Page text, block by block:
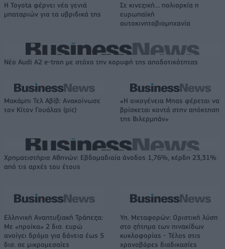
Η Toyota φέρνει νέα γενιά
μπαταριών για τα υβριδικά της
Σε κινεζική… πολιορκία η
ευρωπαϊκή
αυτοκινητοβιομηχανία
Νέο Audi A2 e-tron με στόχο την κορυφή της αποδοτικότητας
Μακάμπι Τελ Αβίβ: Ανακοίνωσε
τον Κίτον Γουάλας (pic)
«Η οικογένεια Μπας φέρεται να
βρίσκεται κοντά στην απόκτηση
της Βιλερμπάν»
Χρηματιστήριο Αθηνών: Εβδομαδιαία άνοδος 1,76%, κέρδη 23,31%
από τις αρχές του έτους
Ελληνική Αναπτυξιακή Τράπεζα:
Με «προίκα» 2 δισ. ευρώ
ανοίγει δρόμο για δάνεια έως 5
δισ. σε μικρομεσαίες
Υπ. Μεταφορών: Οριστική λύση
στο ζήτημα των πινακίδων
κυκλοφορίας - Τέλος στις
χρονοβόρες διαδικασίες